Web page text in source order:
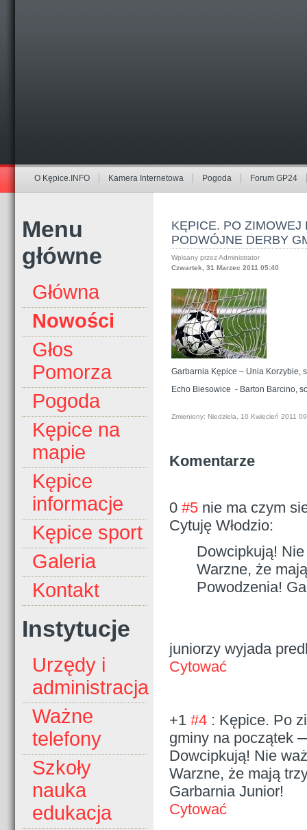
O Kępice.INFO Kamera Internetowa Pogoda Forum GP24
Menu
główne
Główna
Nowości
Głos
Pomorza
Pogoda
Kępice na
mapie
Kępice
informacje
Kępice sport
Galeria
Kontakt
Instytucje
Urzędy i
administracja
Ważne
telefony
Szkoły
nauka
edukacja
KĘPICE. PO ZIMOWEJ
PODWÓJNE DERBY
Wpisany przez Administrator
Czwartek, 31 Marzec 2011 05:40
Garbarnia Kępice – Unia Korzybie,
Echo Biesowice - Barton Barcino,
Zmieniony: Niedziela, 10 Kwiecień 2011
Komentarze
0 #5 nie ma czym
Cytuję Włodzio:
Dowcipkują!
Warzne, że
Powodzenia!
juniorzy wyjada
Cytować
+1 #4 : Kępice. Po
gminy na początek
Dowcipkują! Nie
Warzne, że mają
Garbarnia Junior!
Cytować